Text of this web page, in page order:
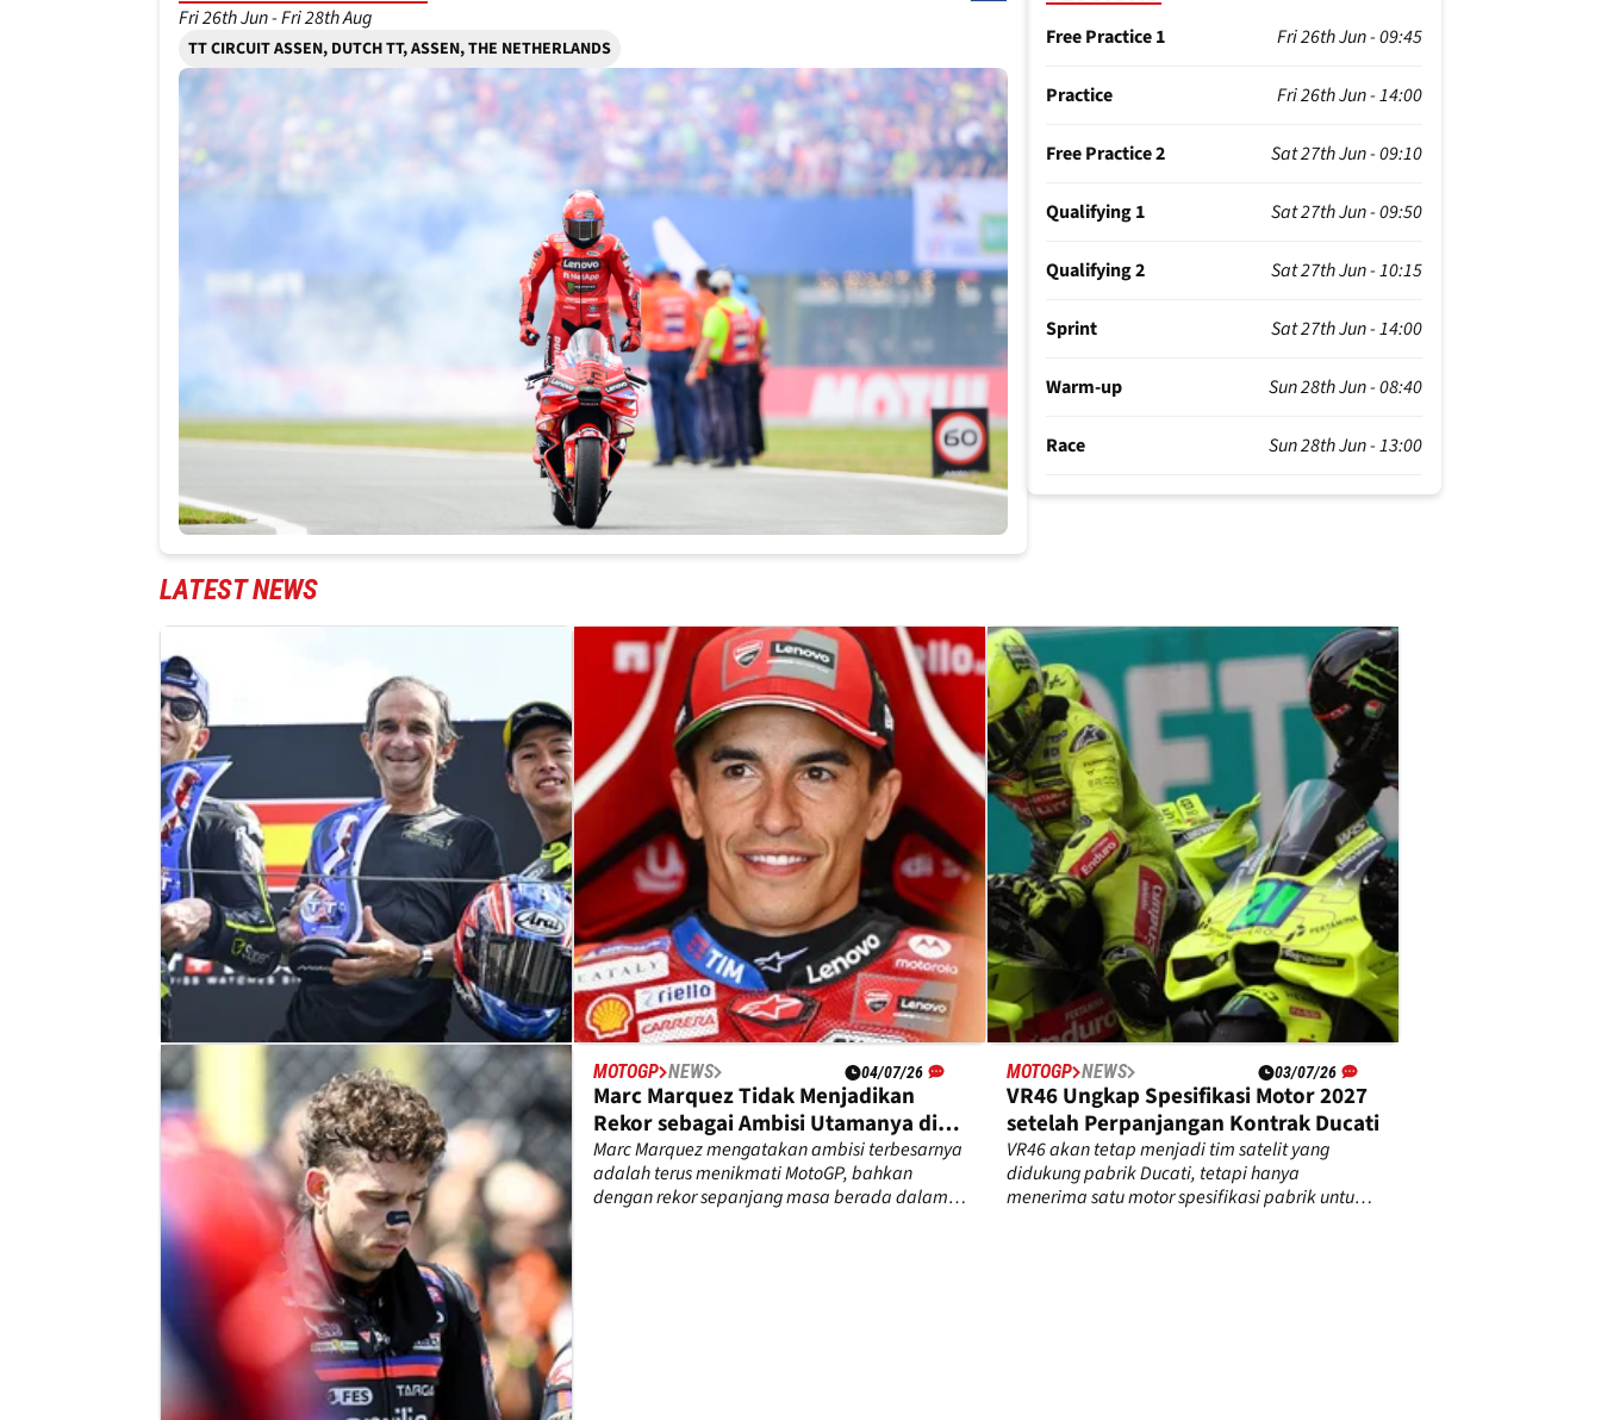
Fri 26th Jun - Fri 28th Aug
TT CIRCUIT ASSEN, DUTCH TT, ASSEN, THE NETHERLANDS Free Practice 1 Fri 26th Jun - 09:45
Practice Fri 26th Jun - 14:00
Free Practice 2 Sat 27th Jun - 09:10
Qualifying 1 Sat 27th Jun - 09:50
Qualifying 2 Sat 27th Jun - 10:15
Sprint Sat 27th Jun - 14:00
Warm-up Sun 28th Jun - 08:40
Race Sun 28th Jun - 13:00
LATEST NEWS
05/07/26
Trackhouse Memposisikan Diri
sebagai Underdog dalam
Pertarungan Gelar MotoGP
Davide Brivio mengatakan Trackhouse tidak
ingin terlalu menonjol di tengah persaingan
perebutan gelar MotoGP yang semakin ketat.
MOTOGP NEWS 04/07/26
Marc Marquez Tidak Menjadikan
Rekor sebagai Ambisi Utamanya di
MotoGP
Marc Marquez mengatakan ambisi terbesarnya
adalah terus menikmati MotoGP, bahkan
dengan rekor sepanjang masa berada dalam
MOTOGP NEWS 03/07/26
VR46 Ungkap Spesifikasi Motor 2027
setelah Perpanjangan Kontrak Ducati
VR46 akan tetap menjadi tim satelit yang
didukung pabrik Ducati, tetapi hanya
menerima satu motor spesifikasi pabrik untuk